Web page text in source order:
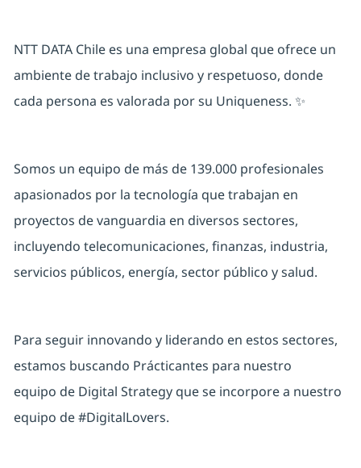
NTT DATA Chile es una empresa global que ofrece un
ambiente de trabajo inclusivo y respetuoso, donde
cada persona es valorada por su Uniqueness. ✨
Somos un equipo de más de 139.000 profesionales
apasionados por la tecnología que trabajan en
proyectos de vanguardia en diversos sectores,
incluyendo telecomunicaciones, finanzas, industria,
servicios públicos, energía, sector público y salud.
Para seguir innovando y liderando en estos sectores,
estamos buscando Prácticantes para nuestro
equipo deDigital Strategy que se incorpore a nuestro
equipo de#DigitalLovers.